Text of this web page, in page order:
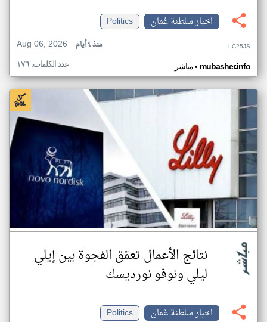
اخبار سلطنة عُمان
Politics
Aug 06, 2026
منذ ٤ أيام LC25JS
مباشر• mubasher.info عدد الكلمات: ١٧٦
نتائج الأعمال تعمّق الفجوة بين إيلي
ليلي ونوفو نورديسك
اخبار سلطنة عُمان
Politics